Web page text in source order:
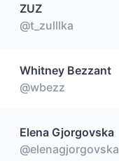
ZUZ
@t_zulllka
Whitney Bezzant
@wbezz
Elena Gjorgovska
@elenagjorgovska